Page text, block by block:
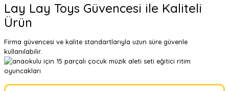
Lay Lay Toys Güvencesi ile Kaliteli
Ürün
Firma güvencesi ve kalite standartlarıyla uzun süre güvenle
kullanılabilir.